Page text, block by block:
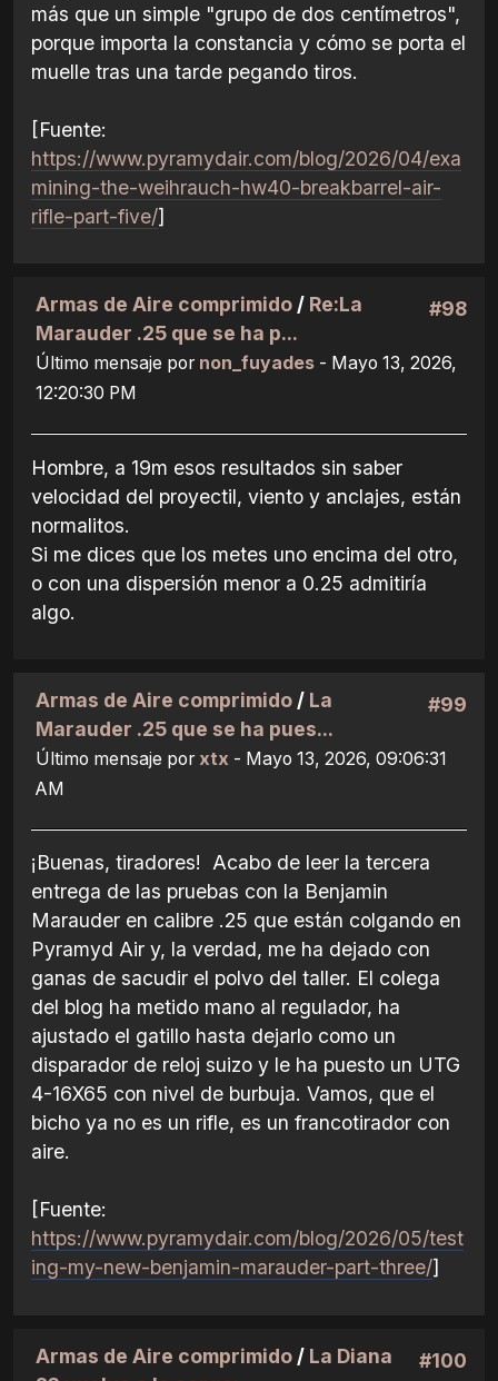
más que un simple "grupo de dos centímetros",
porque importa la constancia y cómo se porta el
muelle tras una tarde pegando tiros.
[Fuente:
https://www.pyramydair.com/blog/2026/04/exa
mining-the-weihrauch-hw40-breakbarrel-air-
rifle-part-five/]
#98
Armas de Aire comprimido/ Re:La
Marauder .25 que se ha p...
Último mensaje por non_fuyades - Mayo 13, 2026,
12:20:30 PM
Hombre, a 19m esos resultados sin saber
velocidad del proyectil, viento y anclajes, están
normalitos.
Si me dices que los metes uno encima del otro,
o con una dispersión menor a 0.25 admitiría
algo.
#99
Armas de Aire comprimido/ La
Marauder .25 que se ha pues...
Último mensaje por xtx - Mayo 13, 2026, 09:06:31
AM
¡Buenas, tiradores! Acabo de leer la tercera
entrega de las pruebas con la Benjamin
Marauder en calibre .25 que están colgando en
Pyramyd Air y, la verdad, me ha dejado con
ganas de sacudir el polvo del taller. El colega
del blog ha metido mano al regulador, ha
ajustado el gatillo hasta dejarlo como un
disparador de reloj suizo y le ha puesto un UTG
4-16X65 con nivel de burbuja. Vamos, que el
bicho ya no es un rifle, es un francotirador con
aire.
[Fuente:
https://www.pyramydair.com/blog/2026/05/test
ing-my-new-benjamin-marauder-part-three/]
#100
Armas de Aire comprimido / La Diana